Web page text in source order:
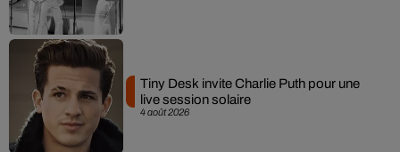
4 août 2026
Tiny Desk invite Charlie Puth pour une
live session solaire